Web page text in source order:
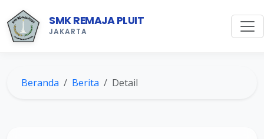
SMK REMAJA PLUIT
JAKARTA
Beranda Berita Detail